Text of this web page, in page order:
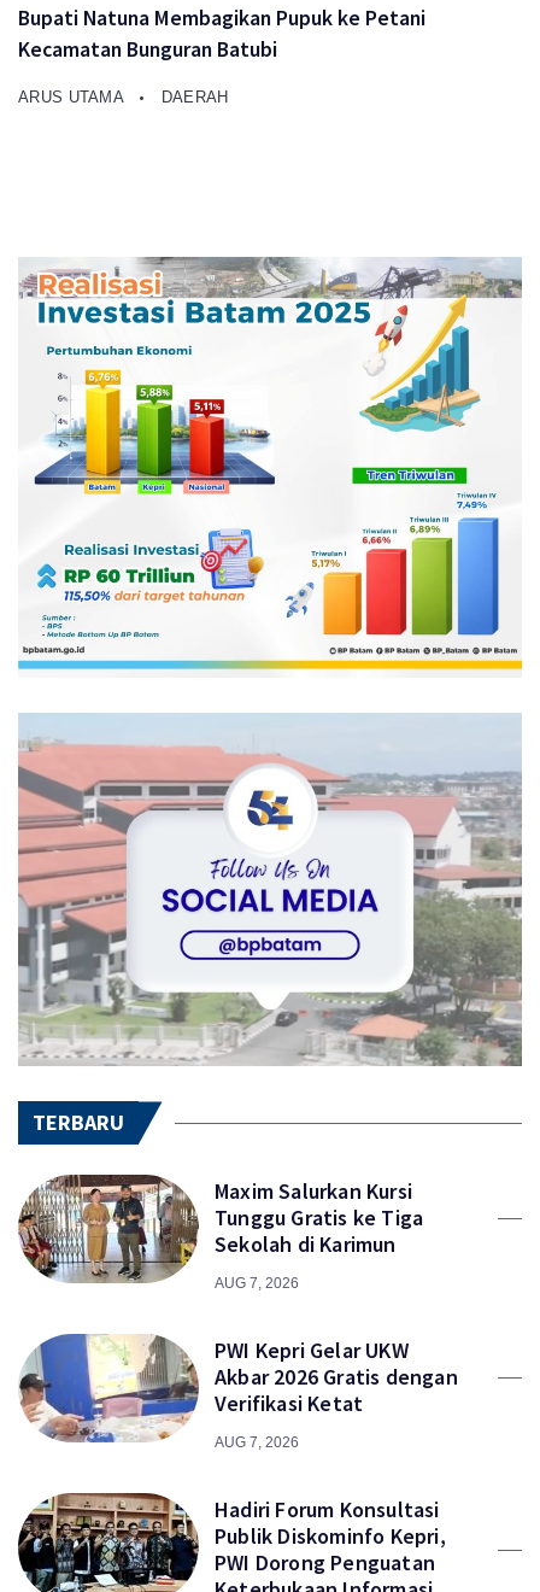
Bupati Natuna Membagikan Pupuk ke Petani
Kecamatan Bunguran Batubi
ARUS UTAMA DAERAH
TERBARU
Maxim Salurkan Kursi
Tunggu Gratis ke Tiga
Sekolah di Karimun
AUG 7, 2026
PWI Kepri Gelar UKW
Akbar 2026 Gratis dengan
Verifikasi Ketat
AUG 7, 2026
Hadiri Forum Konsultasi
Publik Diskominfo Kepri,
PWI Dorong Penguatan